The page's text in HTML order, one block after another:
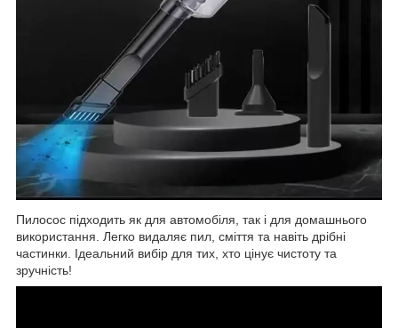
Пилосос підходить як для автомобіля, так і для домашнього
використання. Легко видаляє пил, сміття та навіть дрібні
частинки. Ідеальний вибір для тих, хто цінує чистоту та
зручність!